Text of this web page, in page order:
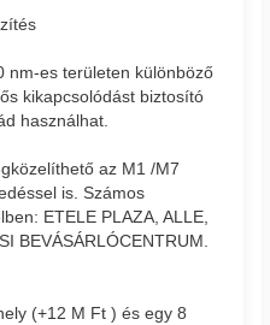
nm-es területen különböző
kikapcsolódást biztosító
használhat.
az M1 /M7
is. Számos
ETELE PLAZA, ALLE,
BEVÁSÁRLÓCENTRUM.
(+12 M Ft ) és egy 8